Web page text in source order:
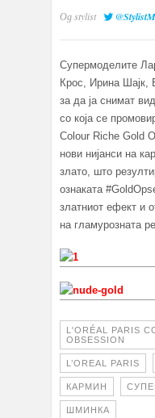
Одstylist
Супермоделите
Крос, Ирина Шајк,
за да ја снимат
со која се
Colour Riche Gold
нови нијанси на
злато, што
ознаката
златниот ефект и
на гламурозната
L'ORÉAL PARIS
OBSESSION
L’OREAL PARIS
КАРМИН
ШМИНКА